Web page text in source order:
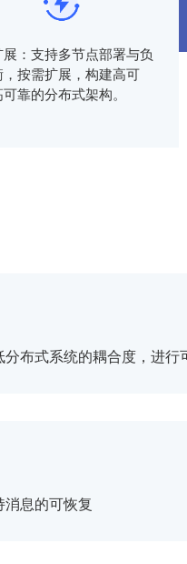
展：支持多节点部署与负
，按需扩展，构建高可
靠的分布式架构。
分布式系统的耦合度，进行
消息的可恢复